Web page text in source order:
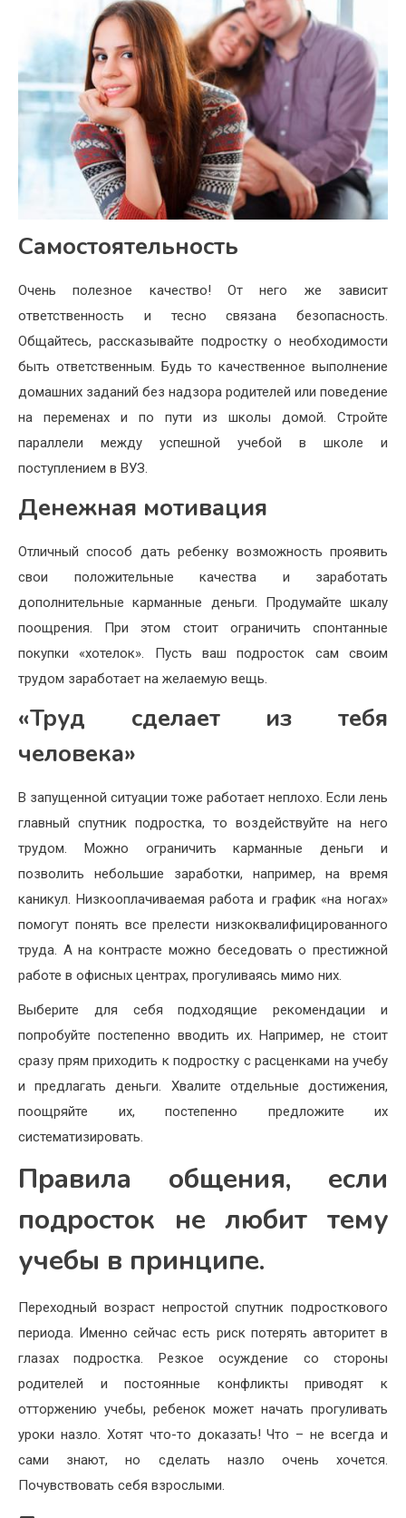
Самостоятельность
Очень полезное качество! От него же зависит
ответственность и тесно связана безопасность.
Общайтесь, рассказывайте подростку о необходимости
быть ответственным. Будь то качественное выполнение
домашних заданий без надзора родителей или поведение
на переменах и по пути из школы домой. Стройте
параллели между успешной учебой в школе и
поступлением в ВУЗ.
Денежная мотивация
Отличный способ дать ребенку возможность проявить
свои положительные качества и заработать
дополнительные карманные деньги. Продумайте шкалу
поощрения. При этом стоит ограничить спонтанные
покупки «хотелок». Пусть ваш подросток сам своим
трудом заработает на желаемую вещь.
«Труд сделает из тебя
человека»
В запущенной ситуации тоже работает неплохо. Если лень
главный спутник подростка, то воздействуйте на него
трудом. Можно ограничить карманные деньги и
позволить небольшие заработки, например, на время
каникул. Низкооплачиваемая работа и график «на ногах»
помогут понять все прелести низкоквалифицированного
труда. А на контрасте можно беседовать о престижной
работе в офисных центрах, прогуливаясь мимо них.
Выберите для себя подходящие рекомендации и
попробуйте постепенно вводить их. Например, не стоит
сразу прям приходить к подростку с расценками на учебу
и предлагать деньги. Хвалите отдельные достижения,
поощряйте их, постепенно предложите их
систематизировать.
Правила общения, если
подросток не любит тему
учебы в принципе.
Переходный возраст непростой спутник подросткового
периода. Именно сейчас есть риск потерять авторитет в
глазах подростка. Резкое осуждение со стороны
родителей и постоянные конфликты приводят к
отторжению учебы, ребенок может начать прогуливать
уроки назло. Хотят что-то доказать! Что – не всегда и
сами знают, но сделать назло очень хочется.
Почувствовать себя взрослыми.